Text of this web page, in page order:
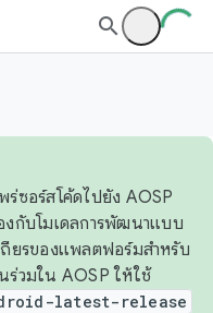
ซอร์สโค้ดไปยัง AOSP
กับโมเดลการพัฒนาแบบ
ยรของแพลตฟอร์มสำหรับ
ร่วมใน AOSP ให้ใช้
latest-release